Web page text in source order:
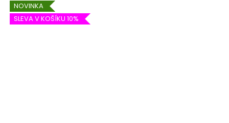
NOVINKA
SLEVA V KOŠÍKU 10%